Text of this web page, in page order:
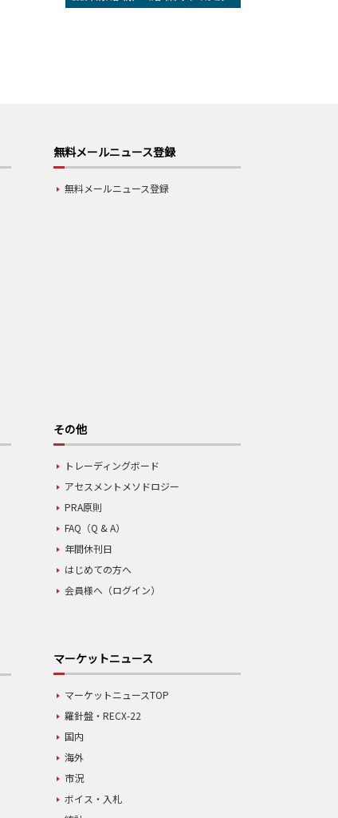
無料メールニュース登録
無料メールニュース登録
その他
トレーディングボード
アセスメントメソドロジー
PRA原則
FAQ（Q & A）
年間休刊日
はじめての方へ
会員様へ（ログイン）
マーケットニュース
マーケットニュースTOP
羅針盤・RECX-22
国内
海外
市況
ボイス・入札